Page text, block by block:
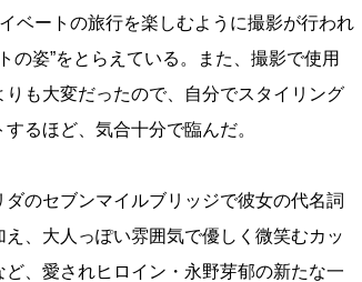
ベートの旅行を楽しむように撮影が行われ
の姿”をとらえている。また、撮影で使用
も大変だったので、自分でスタイリング
るほど、気合十分で臨んだ。
のセブンマイルブリッジで彼女の代名詞
、大人っぽい雰囲気で優しく微笑むカッ
、愛されヒロイン・永野芽郁の新たな一